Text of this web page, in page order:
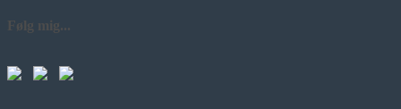
Følg mig...